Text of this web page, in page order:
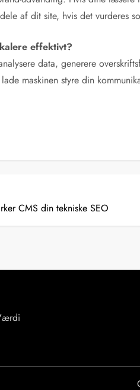
af dit site, hvis det vurderes
effektivt?
data, generere
maskinen styre din
CMS din tekniske SEO